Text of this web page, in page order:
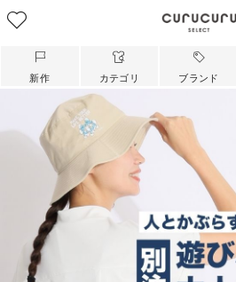
新作 カテゴリ ブランド